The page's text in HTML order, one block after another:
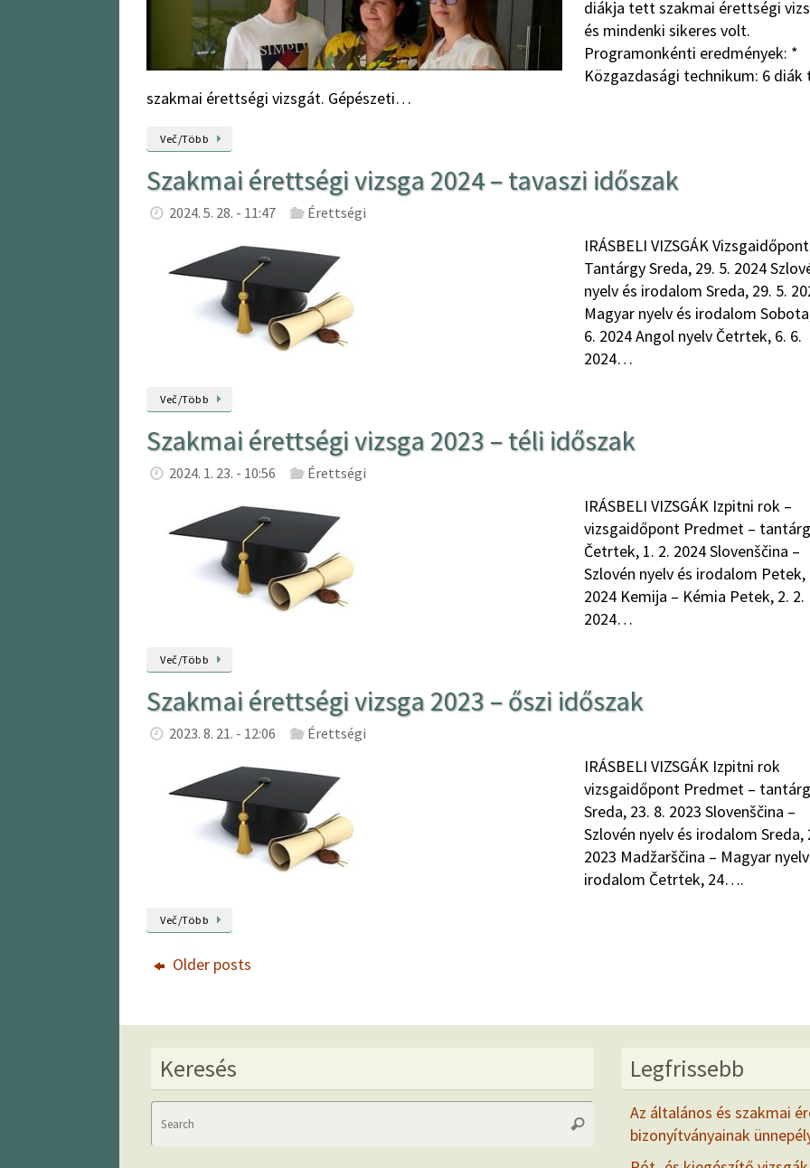
diákja tett szakmai érettségi
és mindenki sikeres volt.
Programonkénti eredmények: *
Közgazdasági technikum: 6
szakmai érettségi vizsgát. Gépészeti…
Več/Több
Szakmai érettségi vizsga 2024 – tavaszi időszak
2024. 5. 28. - 11:47 Érettségi
IRÁSBELI VIZSGÁK Vizsgaidőpont
Tantárgy Sreda, 29. 5. 2024
nyelv és irodalom Sreda, 29. 5.
Magyar nyelv és irodalom
6. 2024 Angol nyelv Četrtek, 6. 6.
2024…
Več/Több
Szakmai érettségi vizsga 2023 – téli időszak
2024. 1. 23. - 10:56 Érettségi
IRÁSBELI VIZSGÁK Izpitni rok –
vizsgaidőpont Predmet –
Četrtek, 1. 2. 2024 Slovenščina –
Szlovén nyelv és irodalom Petek,
2024 Kemija – Kémia Petek, 2. 2.
2024…
Več/Több
Szakmai érettségi vizsga 2023 – őszi időszak
2023. 8. 21. - 12:06 Érettségi
IRÁSBELI VIZSGÁK Izpitni rok
vizsgaidőpont Predmet –
Sreda, 23. 8. 2023 Slovenščina –
Szlovén nyelv és irodalom Sreda,
2023 Madžarščina – Magyar
irodalom Četrtek, 24….
Več/Több
Older posts
Keresés
Search
Search
Legfrissebb
Az általános és szakmai
bizonyítványainak